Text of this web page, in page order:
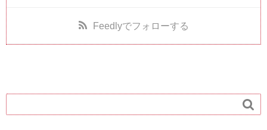
Feedlyでフォローする
